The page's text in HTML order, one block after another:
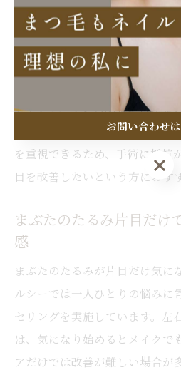
目指しますが、ダウンタイムや
ットです。
一方、アンドヘルシーのよう
けられ、まぶたやまつ毛の状
アップやバランス調整が行える
治療と異なり、まつ毛のデザイ
を重視できるため、手術に抵抗
目を改善したいという方におす
まぶたのたるみ片目だけ
感
まぶたのたるみが片目だけ気に
ルシーでは一人ひとりの悩みに
セリングを実施しています。左
は、気になり始めるとメイクで
アだけでは改善が難しい場合が
お問い合わせ
お問い合わせ